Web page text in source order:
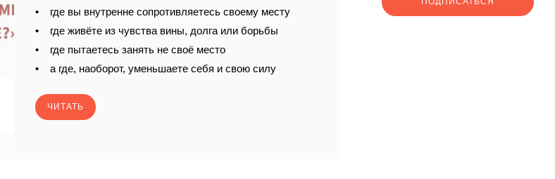
• где вы внутренне сопротивляетесь своему месту
• где живёте из чувства вины, долга или борьбы
• где пытаетесь занять не своё место
• а где, наоборот, уменьшаете себя и свою силу
ЧИТАТЬ